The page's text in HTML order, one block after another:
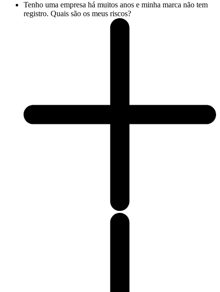
Tenho uma empresa há muitos anos e minha marca não tem
registro. Quais são os meus riscos?